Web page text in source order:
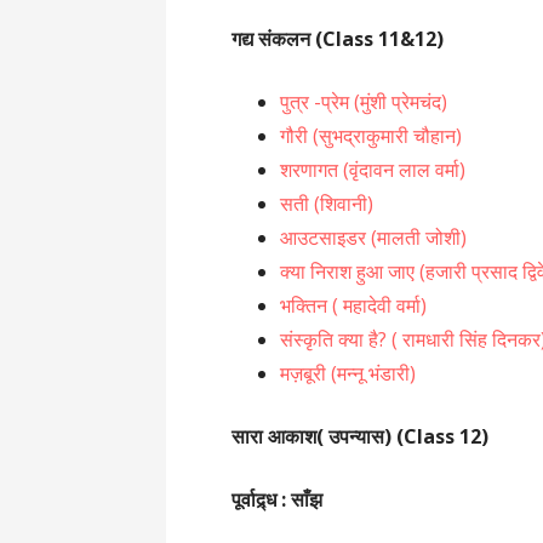
गद्य संकलन (Class 11&12)
पुत्र -प्रेम (मुंशी प्रेमचंद)
गौरी (सुभद्राकुमारी चौहान)
शरणागत (वृंदावन लाल वर्मा)
सती (शिवानी)
आउटसाइडर(मालती जोशी)
क्या निराश हुआ जाए(हजारी प्रसाद
भक्तिन ( महादेवी वर्मा)
संस्कृति क्या है? ( रामधारी सिंह
मज़बूरी (मन्नू भंडारी)
सारा आकाश( उपन्यास) (Class 12)
पूर्वाद्र्ध : साँझ